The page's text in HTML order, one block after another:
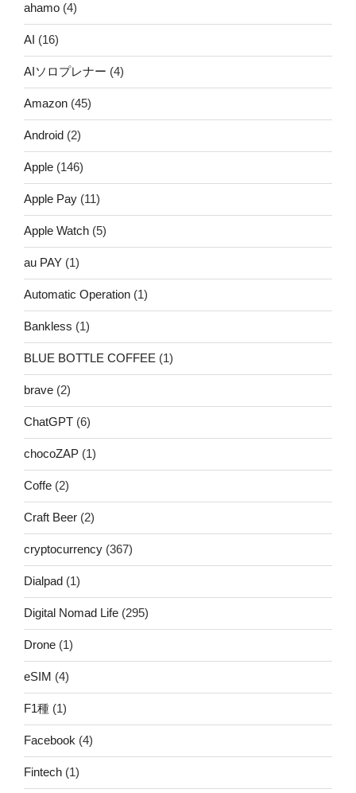
ahamo (4)
AI (16)
AIソロプレナー (4)
Amazon (45)
Android (2)
Apple (146)
Apple Pay (11)
Apple Watch (5)
au PAY (1)
Automatic Operation (1)
Bankless (1)
BLUE BOTTLE COFFEE (1)
brave (2)
ChatGPT (6)
chocoZAP (1)
Coffe (2)
Craft Beer (2)
cryptocurrency (367)
Dialpad (1)
Digital Nomad Life (295)
Drone (1)
eSIM (4)
F1種 (1)
Facebook (4)
Fintech (1)